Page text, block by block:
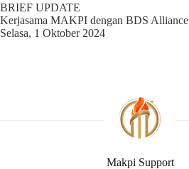
BRIEF UPDATE
Kerjasama MAKPI dengan BDS Alliance
Selasa, 1 Oktober 2024
Makpi Support